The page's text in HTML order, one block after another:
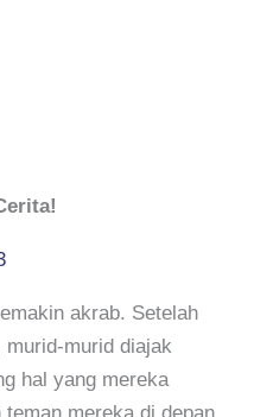
akrab. Setelah
murid-murid diajak
hal yang mereka